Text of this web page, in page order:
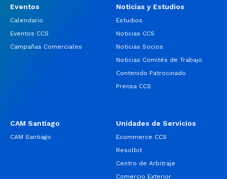
Eventos
Calendario
Eventos CCS
Campañas Comerciales
Noticias y Estudios
Estudios
Noticias CCS
Noticias Socios
Noticias Comités de Trabajo
Contenido Patrocinado
Prensa CCS
CAM Santiago
CAM Santiago
Unidades de Servicios
Ecommerce CCS
Resolbit
Centro de Arbitraje
Comercio Exterior